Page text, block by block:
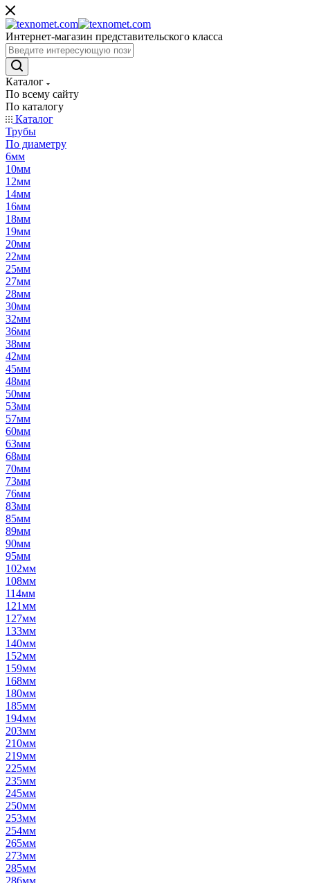
Интернет-магазин представительского класса
Каталог
По всему сайту
По каталогу
Каталог
Трубы
По диаметру
6мм
10мм
12мм
14мм
16мм
18мм
19мм
20мм
22мм
25мм
27мм
28мм
30мм
32мм
36мм
38мм
42мм
45мм
48мм
50мм
53мм
57мм
60мм
63мм
68мм
70мм
73мм
76мм
83мм
85мм
89мм
90мм
95мм
102мм
108мм
114мм
121мм
127мм
133мм
140мм
152мм
159мм
168мм
180мм
185мм
194мм
203мм
210мм
219мм
225мм
235мм
245мм
250мм
253мм
254мм
265мм
273мм
285мм
286мм